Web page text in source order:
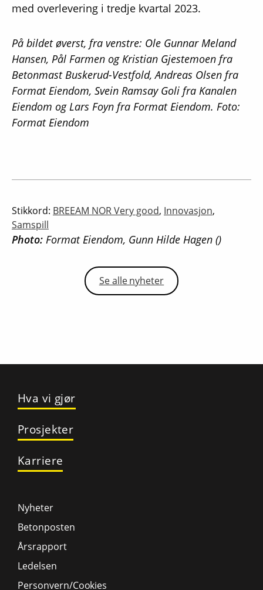
med overlevering i tredje kvartal 2023.
På bildet øverst, fra venstre: Ole Gunnar Meland
Hansen, Pål Farmen og Kristian Gjestemoen fra
Betonmast Buskerud-Vestfold, Andreas Olsen fra
Format Eiendom, Svein Ramsay Goli fra Kanalen
Eiendom og Lars Foyn fra Format Eiendom. Foto:
Format Eiendom
Stikkord: BREEAM NOR Very good, Innovasjon,
Samspill
Photo: Format Eiendom, Gunn Hilde Hagen ()
Se alle nyheter
Hva vi gjør
Prosjekter
Karriere
Nyheter
Betonposten
Årsrapport
Ledelsen
Personvern/Cookies